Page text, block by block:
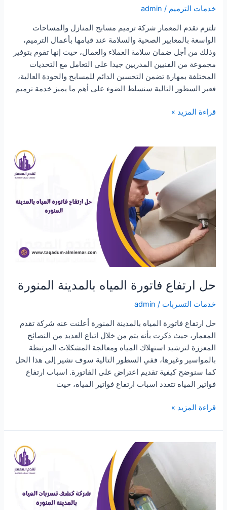
خدمات الترميم /
admin
تلتزم تقدم المعمار شركة ترميم مسابح المنازل والمساحات
الواسعة بالمعايير الصحية والسلامة عند قيامها بأعمال الترميم،
وذلك من أجل ضمان سلامة العملاء والعمال، حيث إنها تقوم بتوفير
مجموعة من الفنيين المدربين جيدا على التعامل مع التحديات
المختلفة بمهارة تضمن التحسين الدائم للمسابح والجودة العالية،
فعبر السطور التالية سنسلط الضوء على أهم ما يميز خدمة ترميم
شركة
بالرياض
قراءة المزيد »
حل ارتفاع فاتورة المياه بالمدينة المنورة
خدمات التسربات /
admin
حل ارتفاع فاتورة المياه بالمدينة المنورة أعلنت عنه شركة تقدم
المعمار، حيث ذكرت بأنه يتم من خلال اتباع العديد من النصائح
المعززة لترشيد استهلاك المياه ومعالجة المشكلات المرتبطة
بالمواسير وغيرها، ففي السطور التالية سوف نشير إلى هذا الحل
كما سنوضح كيفية تقديم اعتراض على الفاتورة. اسباب ارتفاع
فواتير المياه تتعدد اسباب ارتفاع فواتير المياه، حيث
حل
فاتورة
المياه
قراءة المزيد »